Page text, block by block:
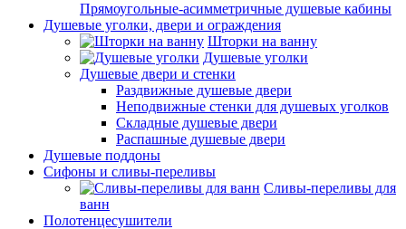
Прямоугольные-асимметричные душевые кабины
Душевые уголки, двери и ограждения
Шторки на ванну
Душевые уголки
Душевые двери и стенки
Раздвижные душевые двери
Неподвижные стенки для душевых уголков
Складные душевые двери
Распашные душевые двери
Душевые поддоны
Сифоны и сливы-переливы
Сливы-переливы для
ванн
Полотенцесушители